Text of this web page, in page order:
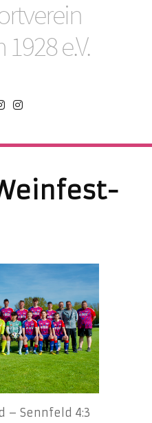
e.V.
– Sennfeld 4:3